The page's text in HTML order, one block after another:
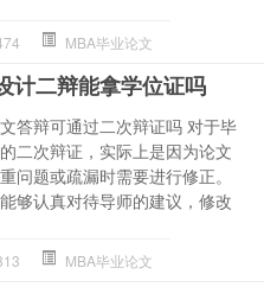
MBA毕业论文
计二辩能拿学位证吗
答辩可通过二次辩证吗 对于毕
二次辩证，实际上是因为论文
问题或疏漏时需要进行修正。
够认真对待导师的建议，修改
MBA毕业论文